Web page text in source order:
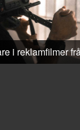
i reklamfilmer